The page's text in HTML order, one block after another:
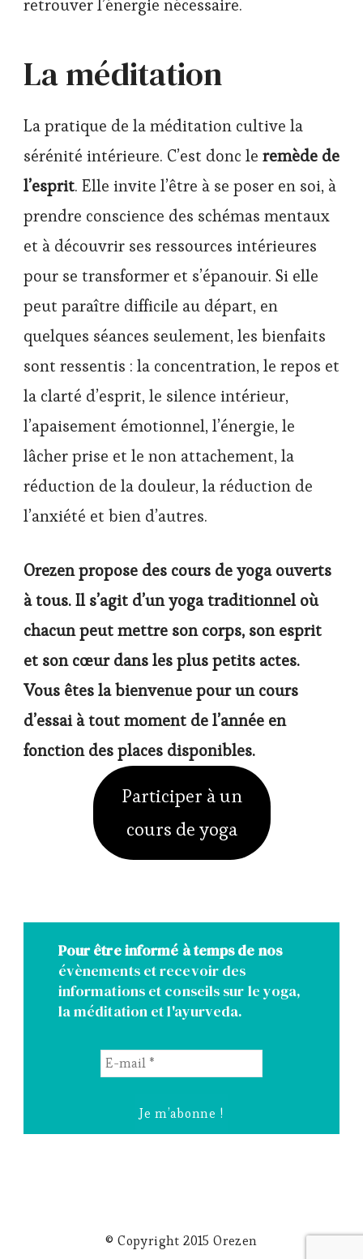
retrouver l’énergie nécessaire.
La méditation
La pratique de la méditation cultive la
sérénité intérieure. C’est donc le remède de
l’esprit. Elle invite l’être à se poser en soi, à
prendre conscience des schémas mentaux
et à découvrir ses ressources intérieures
pour se transformer et s’épanouir. Si elle
peut paraître difficile au départ, en
quelques séances seulement, les bienfaits
sont ressentis : la concentration, le repos et
la clarté d’esprit, le silence intérieur,
l’apaisement émotionnel, l’énergie, le
lâcher prise et le non attachement, la
réduction de la douleur, la réduction de
l’anxiété et bien d’autres.
Orezen propose des cours de yoga ouverts
à tous. Il s’agit d’un yoga traditionnel où
chacun peut mettre son corps, son esprit
et son cœur dans les plus petits actes.
Vous êtes la bienvenue pour un cours
d’essai à tout moment de l’année en
fonction des places disponibles.
Participer à un
cours de yoga
Pour être informé à temps de nos
évènements et recevoir des
informations et conseils sur le yoga,
la méditation et l'ayurveda.
*
© Copyright 2015 Orezen